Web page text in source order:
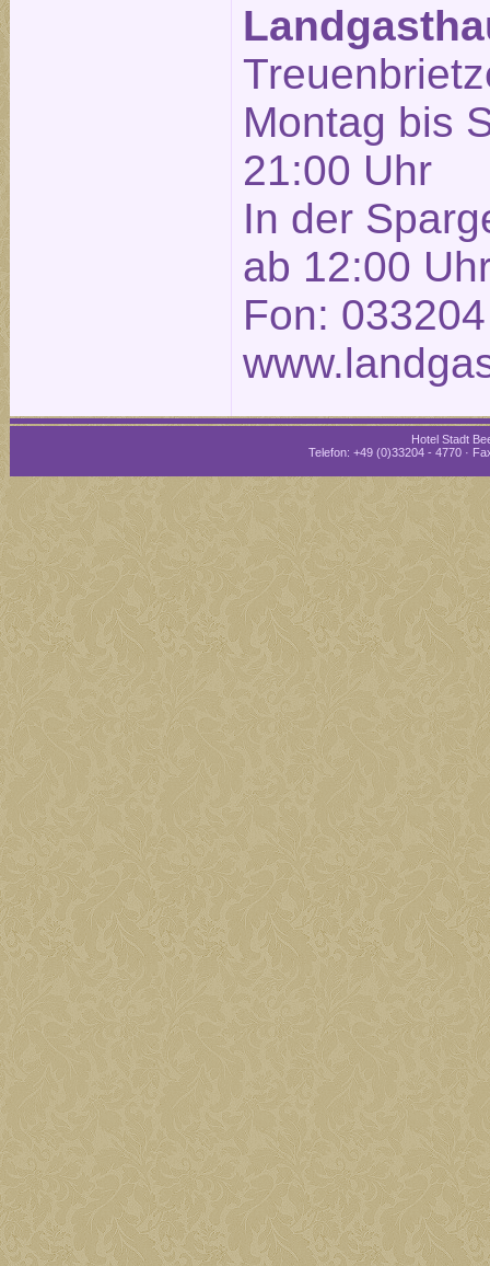
Montag bis
21:00 Uhr
In der
ab 12:00
Fon:
Hotel Stadt
Telefon: +49 (0)33204 - 4770 ·